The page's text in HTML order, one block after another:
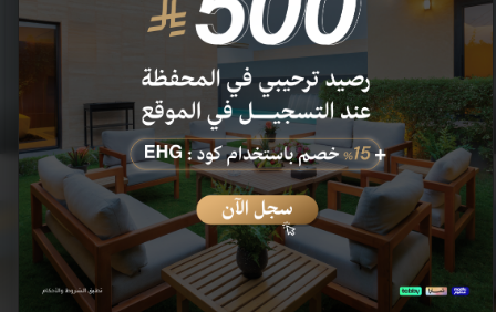
برايفت ريزورت